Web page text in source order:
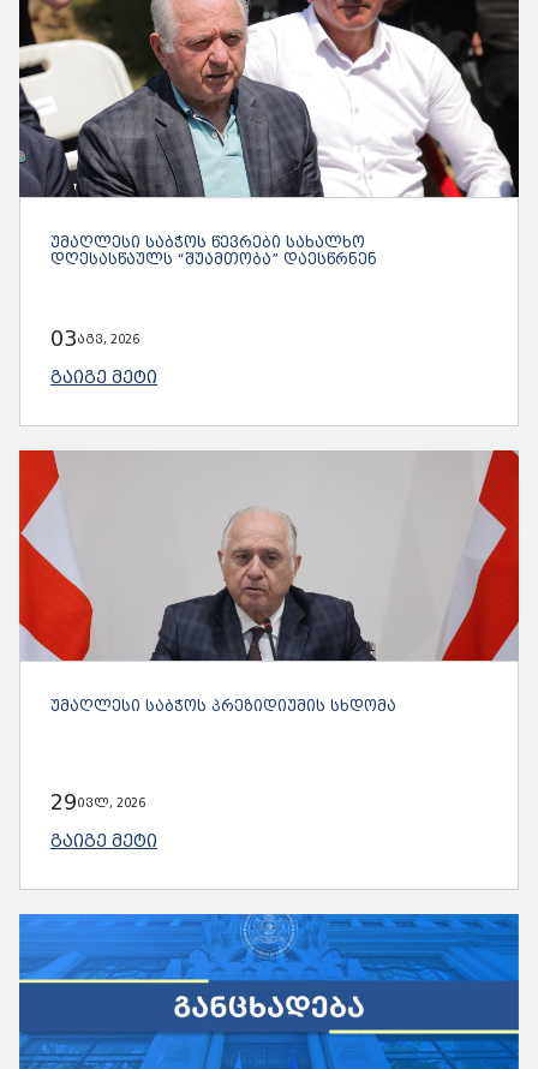
ᲣᲛᲐᲦᲚᲔᲡᲘ ᲡᲐᲑᲭᲝᲡ ᲬᲔᲕᲠᲔᲑᲘ ᲡᲐᲮᲐᲚᲮᲝ
ᲓᲦᲔᲡᲐᲡᲬᲐᲣᲚᲡ “ᲨᲣᲐᲛᲗᲝᲑᲐ” ᲓᲐᲔᲡᲬᲠᲜᲔᲜ
03აგვ, 2026
ᲒᲐᲘᲒᲔ ᲛᲔᲢᲘ
ᲣᲛᲐᲦᲚᲔᲡᲘ ᲡᲐᲑᲭᲝᲡ ᲞᲠᲔᲖᲘᲓᲘᲣᲛᲘᲡ ᲡᲮᲓᲝᲛᲐ
29ივლ, 2026
ᲒᲐᲘᲒᲔ ᲛᲔᲢᲘ